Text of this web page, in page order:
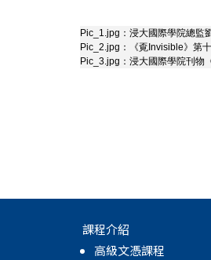
Pic_1.jpg： 浸大國際學院總監
Pic_2.jpg：
《覔Invisible》第
Pic_3.jpg： 浸大國際學院刊物
課程介紹
高級文憑課程